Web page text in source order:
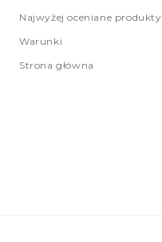
Najwyżej oceniane produkty
Warunki
Strona główna